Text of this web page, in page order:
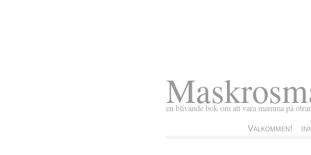
en blivande bok om att vara mamma på
Välkommen!